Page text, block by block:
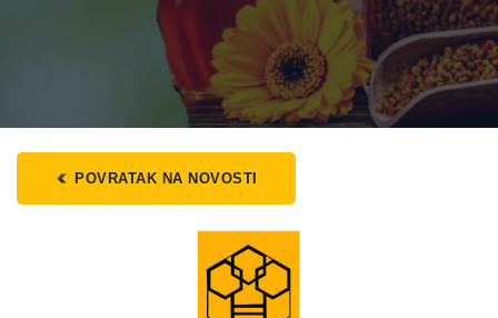
POVRATAK NA NOVOSTI